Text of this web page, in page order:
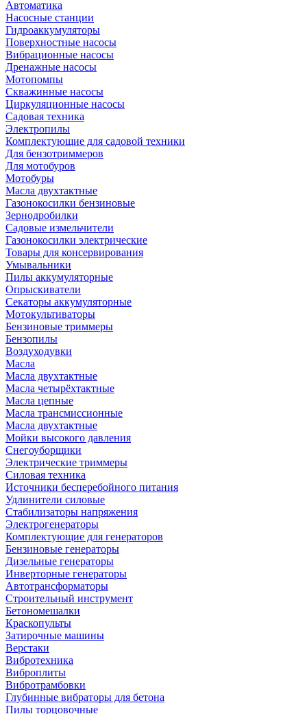
Автоматика
Насосные станции
Гидроаккумуляторы
Поверхностные насосы
Вибрационные насосы
Дренажные насосы
Мотопомпы
Скважинные насосы
Циркуляционные насосы
Садовая техника
Электропилы
Комплектующие для садовой техники
Для бензотриммеров
Для мотобуров
Мотобуры
Масла двухтактные
Газонокосилки бензиновые
Зернодробилки
Садовые измельчители
Газонокосилки электрические
Товары для консервирования
Умывальники
Пилы аккумуляторные
Опрыскиватели
Секаторы аккумуляторные
Мотокультиваторы
Бензиновые триммеры
Бензопилы
Воздуходувки
Масла
Масла двухтактные
Масла четырёхтактные
Масла цепные
Масла трансмиссионные
Масла двухтактные
Мойки высокого давления
Снегоуборщики
Электрические триммеры
Силовая техника
Источники бесперебойного питания
Удлинители силовые
Стабилизаторы напряжения
Электрогенераторы
Комплектующие для генераторов
Бензиновые генераторы
Дизельные генераторы
Инверторные генераторы
Автотрансформаторы
Строительный инструмент
Бетономешалки
Краскопульты
Затирочные машины
Верстаки
Вибротехника
Виброплиты
Вибротрамбовки
Глубинные вибраторы для бетона
Пилы торцовочные